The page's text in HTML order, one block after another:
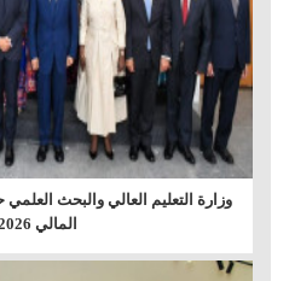
وزارة التعليم العالي والبحث
المالي 2025/2026